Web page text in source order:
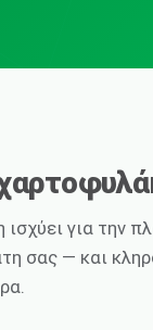
για την
σας — και